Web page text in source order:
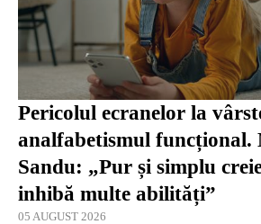
Pericolul ecranelor la
analfabetismul funcțional.
Sandu: „Pur și simplu
inhibă multe abilități”
05 AUGUST 2026